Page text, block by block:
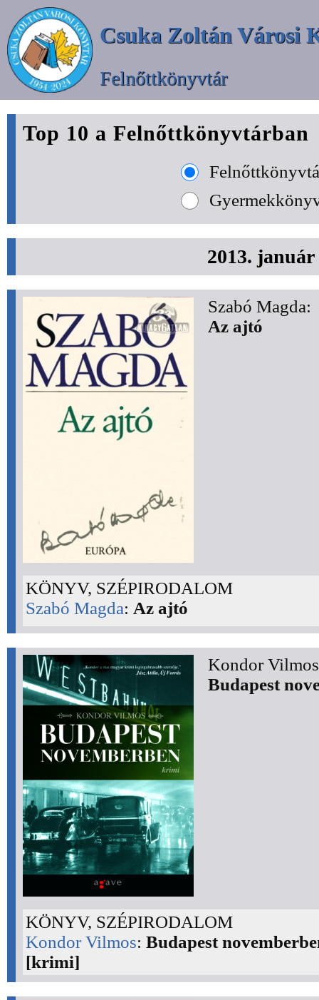
Csuka Zoltán Városi
Felnőttkönyvtár
Top 10 a Felnőttkönyvtárban
2013. január
Szabó Magda:
Az ajtó
KÖNYV, SZÉPIRODALOM
Szabó Magda: Az ajtó
Kondor
Budapest
KÖNYV, SZÉPIRODALOM
Kondor Vilmos: Budapest
[krimi]